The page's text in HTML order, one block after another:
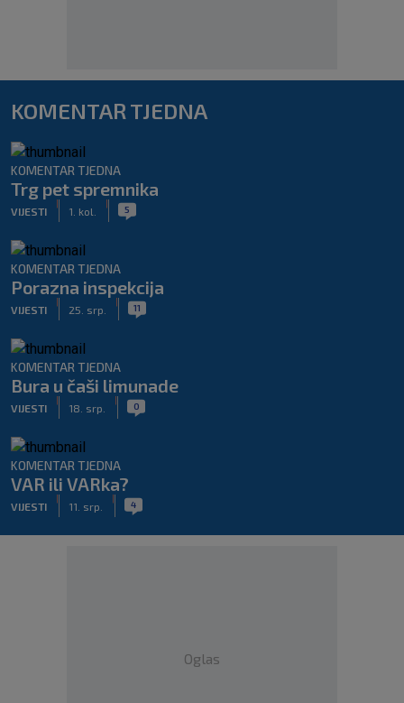
KOMENTAR TJEDNA
KOMENTAR TJEDNA
Trg pet spremnika
VIJESTI 1. kol. 5
KOMENTAR TJEDNA
Porazna inspekcija
VIJESTI 25. srp. 11
KOMENTAR TJEDNA
Bura u čaši limunade
VIJESTI 18. srp. 0
KOMENTAR TJEDNA
VAR ili VARka?
VIJESTI 11. srp. 4
Oglas